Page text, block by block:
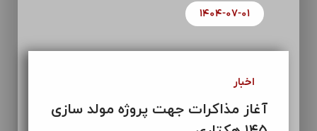
۱۴۰۴-۰۷-۰۱
اخبار
آغاز مذاکرات جهت پروژه مولد سازی